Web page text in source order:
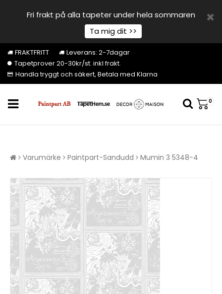
Fri frakt på alla tapeter under hela sommaren
Ta mig dit >>
FRAKTFRITT
Leverans: 2-7dagar
Tapetprover 20-30kr/st. inkl frakt.
Handla tryggt och säkert, Betala med Klarna
0
Varumärke Paintpart-Sandudd Mumin 3 5348-4